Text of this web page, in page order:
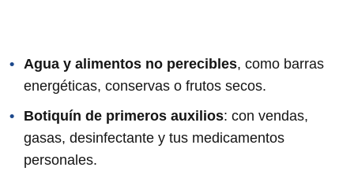
Agua y alimentos no perecibles, como barras
energéticas, conservas o frutos secos.
Botiquín de primeros auxilios: con vendas,
gasas, desinfectante y tus medicamentos
personales.